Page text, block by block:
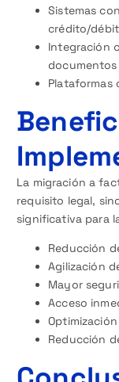
Sistemas
crédito/
Integración
documentos
Plataformas
La migración a
requisito legal,
significativa para
Reducción
Agilización
Mayor
Acceso
Reducción